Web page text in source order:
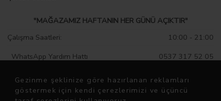
"MAĞAZAMIZ HAFTANIN HER GÜNÜ AÇIKTIR"
Çalışma Saatleri:
10:00 - 21:00
WhatsApp Yardım Hattı 0537 317 52 05
Instagram sayfamız sarprive
Gezinme şeklinize göre hazırlanan reklamları
göstermek için kendi çerezlerimizi ve üçüncü